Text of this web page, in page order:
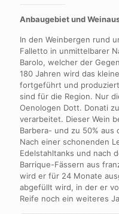
Anbaugebietund
In den Weinbergen rund
Falletto in unmittelbarer
Barolo, welcher der
180 Jahren wird das
fortgeführt und
sind für die Region. Nur
Oenologen Dott. Donati
verarbeitet. Dieser Wein
Barbera- und zu 50% aus
Nach einer schonenden
Edelstahltanks und nach
Barrique-Fässern aus
wird er für 24 Monate
abgefüllt wird, in der er
Reife noch ein weiteres